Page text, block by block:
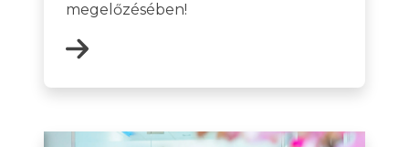
megelőzésében!